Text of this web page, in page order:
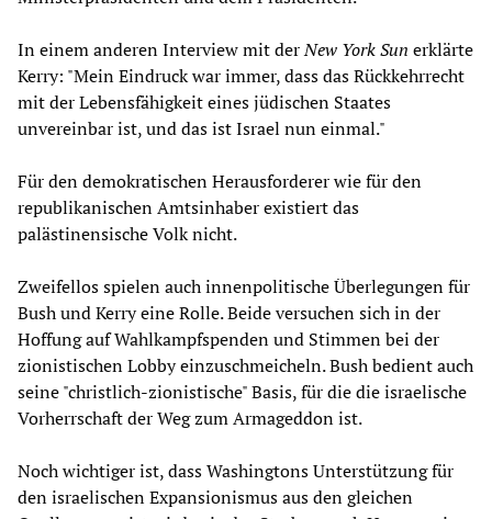
In einem anderen Interview mit derNew York Sun erklärte
Kerry: "Mein Eindruck war immer, dass das Rückkehrrecht
mit der Lebensfähigkeit eines jüdischen Staates
unvereinbar ist, und das ist Israel nun einmal."
Für den demokratischen Herausforderer wie für den
republikanischen Amtsinhaber existiert das
palästinensische Volk nicht.
Zweifellos spielen auch innenpolitische Überlegungen für
Bush und Kerry eine Rolle. Beide versuchen sich in der
Hoffung auf Wahlkampfspenden und Stimmen bei der
zionistischen Lobby einzuschmeicheln. Bush bedient auch
seine "christlich-zionistische" Basis, für die die israelische
Vorherrschaft der Weg zum Armageddon ist.
Noch wichtiger ist, dass Washingtons Unterstützung für
den israelischen Expansionismus aus den gleichen